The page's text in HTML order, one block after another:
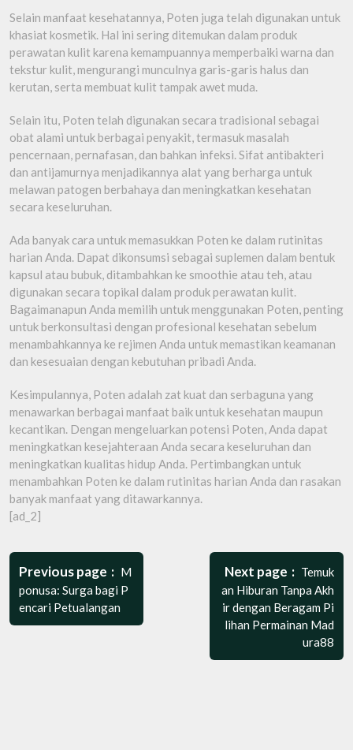
Selain manfaat kesehatannya, Poten juga telah digunakan untuk
khasiat kosmetik. Hal ini sering ditemukan dalam produk
perawatan kulit karena kemampuannya memperbaiki warna dan
tekstur kulit, mengurangi munculnya garis-garis halus dan
kerutan, serta membuat kulit tampak awet muda.
Selain itu, Poten telah digunakan secara tradisional sebagai
obat alami untuk berbagai penyakit, termasuk masalah
pencernaan, pernafasan, dan bahkan infeksi. Sifat antibakteri
dan antijamurnya menjadikannya alat yang berharga untuk
melawan patogen berbahaya dan meningkatkan kesehatan
secara keseluruhan.
Ada banyak cara untuk memasukkan Poten ke dalam rutinitas
harian Anda. Dapat dikonsumsi sebagai suplemen dalam bentuk
kapsul atau bubuk, ditambahkan ke smoothie atau teh, atau
digunakan secara topikal dalam produk perawatan kulit.
Bagaimanapun Anda memilih untuk menggunakan Poten, penting
untuk berkonsultasi dengan profesional kesehatan sebelum
menambahkannya ke rejimen Anda untuk memastikan keamanan
dan kesesuaian dengan kebutuhan pribadi Anda.
Kesimpulannya, Poten adalah zat kuat dan serbaguna yang
menawarkan berbagai manfaat baik untuk kesehatan maupun
kecantikan. Dengan mengeluarkan potensi Poten, Anda dapat
meningkatkan kesejahteraan Anda secara keseluruhan dan
meningkatkan kualitas hidup Anda. Pertimbangkan untuk
menambahkan Poten ke dalam rutinitas harian Anda dan rasakan
banyak manfaat yang ditawarkannya.
[ad_2]
Post
navigation
Previous page
M
ponusa: Surga bagi P
encari Petualangan
Next page
Temuk
an Hiburan Tanpa Akh
ir dengan Beragam Pi
lihan Permainan Mad
ura88